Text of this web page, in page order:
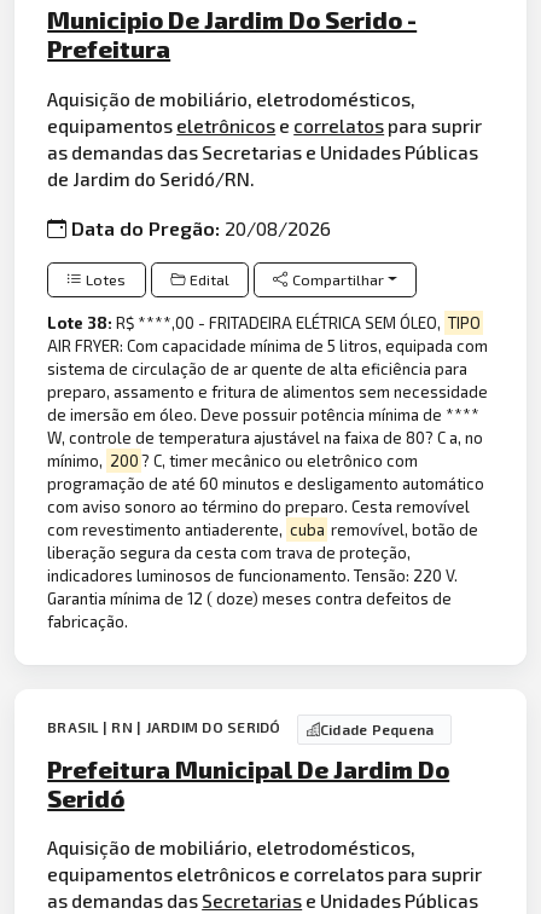
Municipio De Jardim Do Serido -
Prefeitura
Aquisição de mobiliário, eletrodomésticos,
equipamentos eletrônicos e correlatos para suprir
as demandas das Secretarias e Unidades Públicas
de Jardim do Seridó/RN.
Data do Pregão: 20/08/2026
Lotes Edital Compartilhar
Lote 38:R$ ****,00 - FRITADEIRA ELÉTRICA SEM ÓLEO, TIPO
AIR FRYER: Com capacidade mínima de 5 litros, equipada com
sistema de circulação de ar quente de alta eficiência para
preparo, assamento e fritura de alimentos sem necessidade
de imersão em óleo. Deve possuir potência mínima de ****
W, controle de temperatura ajustável na faixa de 80? C a, no
mínimo, 200? C, timer mecânico ou eletrônico com
programação de até 60 minutos e desligamento automático
com aviso sonoro ao término do preparo. Cesta removível
com revestimento antiaderente, cuba removível, botão de
liberação segura da cesta com trava de proteção,
indicadores luminosos de funcionamento. Tensão: 220 V.
Garantia mínima de 12 ( doze) meses contra defeitos de
fabricação.
BRASIL | RN | JARDIM DO SERIDÓ Cidade Pequena
Prefeitura Municipal De Jardim Do
Seridó
Aquisição de mobiliário, eletrodomésticos,
equipamentos eletrônicos e correlatos para suprir
as demandas das Secretarias e Unidades Públicas